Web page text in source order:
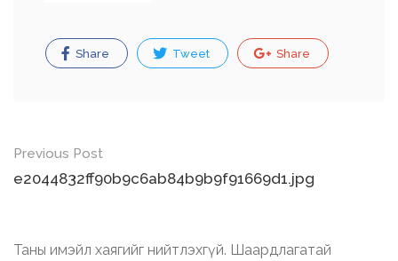
Share Tweet Share
Post
navigation
Previous Post
e2044832ff90b9c6ab84b9b9f91669d1.jpg
Таны имэйл хаягийг нийтлэхгүй. Шаардлагатай